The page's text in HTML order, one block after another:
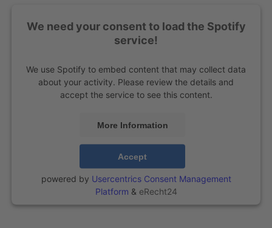
leggendeWe need your consent to load the Spotify
service!
We use Spotify to embed content that may collect data
about your activity. Please review the details and
accept the service to see this content.
More Information
Accept
powered by Usercentrics Consent Management
Platform & eRecht24